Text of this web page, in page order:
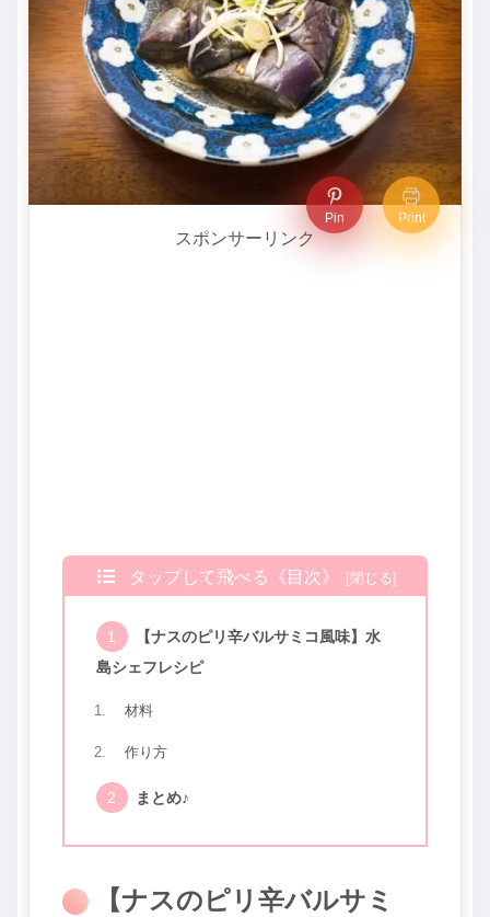
Pin Print
スポンサーリンク
タップして飛べる《目次》
【ナスのピリ辛バルサミコ風味】水
島シェフレシピ
材料
作り方
まとめ♪
【ナスのピリ辛バルサミ